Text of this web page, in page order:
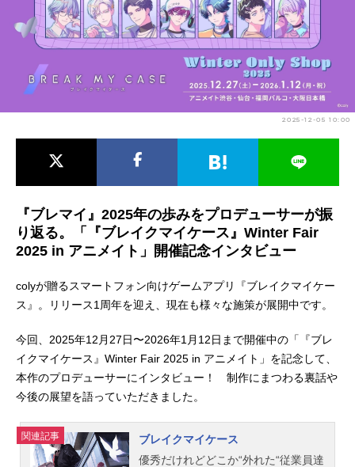
アニメ映画一覧 実写化映画一覧
今期アニメ曜日別一覧
春アニメ 夏アニメ
秋アニメ 冬アニメ
2025-12-05 10:00
『ブレマイ』2025年の歩みをプロデューサーが振
り返る。「『ブレイクマイケース』Winter Fair
2025 in アニメイト」開催記念インタビュー
colyが贈るスマートフォン向けゲームアプリ『ブレイクマイケー
ス』。リリース1周年を迎え、現在も様々な施策が展開中です。
今回、2025年12月27日〜2026年1月12日まで開催中の「『ブレ
イクマイケース』Winter Fair 2025 in アニメイト」を記念して、
本作のプロデューサーにインタビュー！ 制作にまつわる裏話や
今後の展望を語っていただきました。
関連記事
ブレイクマイケース
優秀だけれどどこか“外れた“従業員達